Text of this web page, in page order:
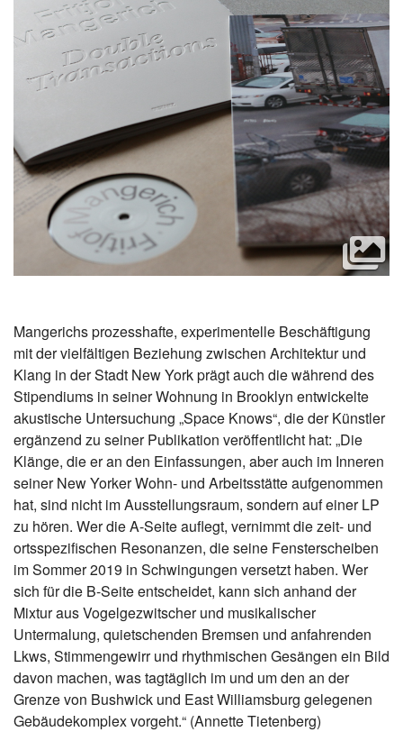
Mangerichs prozesshafte, experimentelle Beschäftigung
mit der vielfältigen Beziehung zwischen Architektur und
Klang in der Stadt New York prägt auch die während des
Stipendiums in seiner Wohnung in Brooklyn entwickelte
akustische Untersuchung „Space Knows“, die der Künstler
ergänzend zu seiner Publikation veröffentlicht hat: „Die
Klänge, die er an den Einfassungen, aber auch im Inneren
seiner New Yorker Wohn- und Arbeitsstätte aufgenommen
hat, sind nicht im Ausstellungsraum, sondern auf einer LP
zu hören. Wer die A-Seite auflegt, vernimmt die zeit- und
ortsspezifischen Resonanzen, die seine Fensterscheiben
im Sommer 2019 in Schwingungen versetzt haben. Wer
sich für die B-Seite entscheidet, kann sich anhand der
Mixtur aus Vogelgezwitscher und musikalischer
Untermalung, quietschenden Bremsen und anfahrenden
Lkws, Stimmengewirr und rhythmischen Gesängen ein Bild
davon machen, was tagtäglich im und um den an der
Grenze von Bushwick und East Williamsburg gelegenen
Gebäudekomplex vorgeht.“ (Annette Tietenberg)